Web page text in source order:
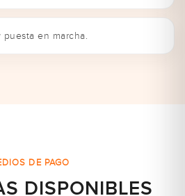
en marcha.
DE PAGO
DISPONIBLES